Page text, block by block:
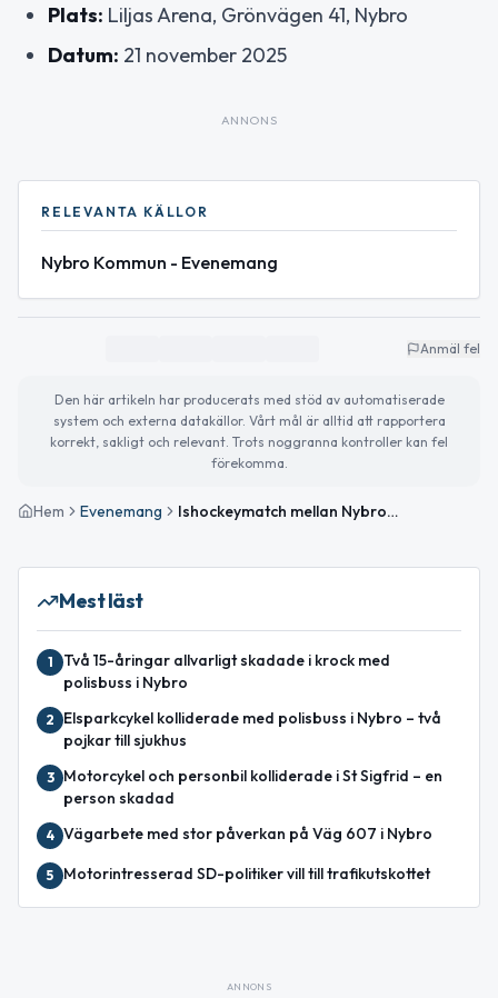
Plats: Liljas Arena, Grönvägen 41, Nybro
Datum: 21 november 2025
ANNONS
RELEVANTA KÄLLOR
Nybro Kommun - Evenemang
Anmäl fel
Den här artikeln har producerats med stöd av automatiserade
system och externa datakällor. Vårt mål är alltid att rapportera
korrekt, sakligt och relevant. Trots noggranna kontroller kan fel
förekomma.
Hem Evenemang Ishockeymatch mellan Nybro Vikings och MoDo i Liljas Arena
Mest läst
1
Två 15-åringar allvarligt skadade i krock med
polisbuss i Nybro
2
Elsparkcykel kolliderade med polisbuss i Nybro – två
pojkar till sjukhus
3
Motorcykel och personbil kolliderade i St Sigfrid – en
person skadad
4 Vägarbete med stor påverkan på Väg 607 i Nybro
5 Motorintresserad SD-politiker vill till trafikutskottet
ANNONS